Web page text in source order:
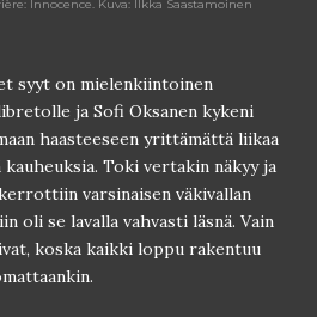
Innocence. Kuva: Ilkka Saastamoinen
syyt on mielenkiintoinen
ja Sofi Oksanen kykeni
haasteeseen yrittämättä liikaa
Toki vertakin näkyy ja
varsinaisen väkivallan
oli se lavalla vahvasti läsnä. Vain
koska kaikki loppu rakentuu